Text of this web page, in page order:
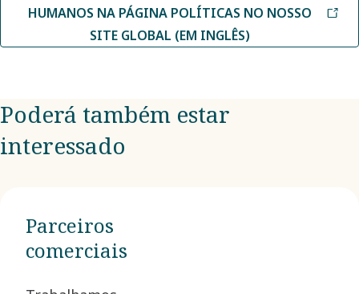
HUMANOS NA PÁGINA POLÍTICAS NO NOSSO
SITE GLOBAL (EM INGLÊS)
Poderá também estar
interessado
Parceiros
comerciais